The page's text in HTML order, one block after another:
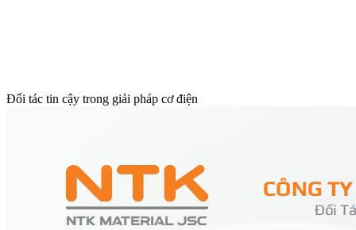
Đối tác tin cậy trong giải pháp cơ điện